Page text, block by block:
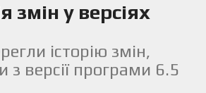
змін у версіях
історію змін,
з версії програми 6.5